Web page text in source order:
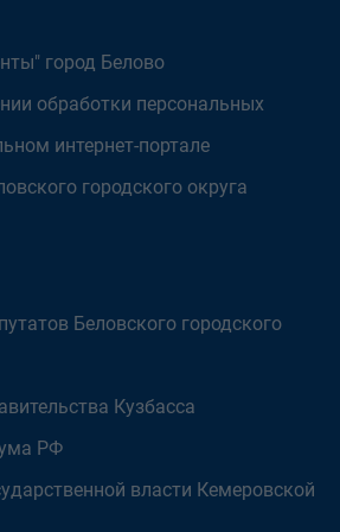
город Белово
обработки персональных
интернет-портале
городского округа
Беловского городского
Кузбасса
РФ
власти Кемеровской